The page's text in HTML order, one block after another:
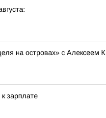
на островах» с Алексеем
зарплате